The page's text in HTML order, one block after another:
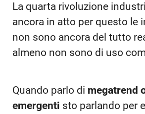
La quarta rivoluzione
ancora in atto per questo le
non sono ancora del tutto
almeno non sono di uso
Quando parlo di megatrend
emergenti sto parlando per